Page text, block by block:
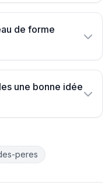
de forme
une bonne idée
peres